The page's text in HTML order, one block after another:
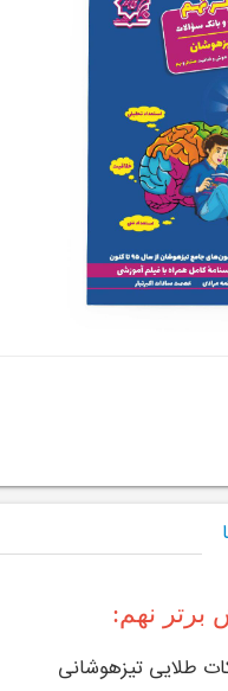
نهم:
طلایی تیزهوشانی